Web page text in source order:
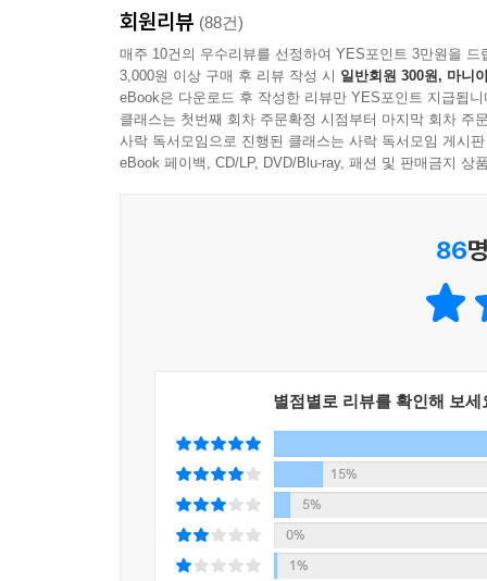
축구가 왜 힘들겠냐. 애들한테 묻거든요. 뇌에서
요. 그렇기 때문에 공을 한 번 찬 놈보다는 열 번
는 거예요. 반복하는 훈련만이 답이다, 그러는 거
했잖아요. 저는 리더가 그 멀리의 통찰력과 그 같
같고, 잠재적으로 그런 능력을 갖고 태어나는 사
과 베풂의 넉넉함이라든지. 하여간에 리더는요,
집중하고 생각하라는 거예요. “내가 가르치는 게
살피라고! 그건 공간 정황을 빨리 인지하라는 거
그게 용기죠. 사전에는 다른 풀이겠지만 제가 내
들 중에 사면초가에 놓이지 않은 사람이 어디 있
는 놈한테는요, 길이 생겨요.
---「코치」중에서
삶이란 성공 말고 가치를 좇는 과정이자
더 나은 사람이 되기 위한 투쟁의 나날이다
이기고 지고를 떠나서 플레이 자체를 얘들은 좀
경기력을 따지는 거예요. 경기력이 우세해도 패
골로 줄이고, 열 골로 줄이고, 다섯 골로 줄이고,
해야 하는지 즉흥적으로 판단해야 합니다. 몸으
없지만 그래도 한 번 사는 거 모두와 똑같은 삶
한다는(「기본」) 사실은 우리가 손에서 버리지
돌아보게 합니다.
제 침대가 방 한가운데에 놓여 있거든요. 그래
공간이 생기는데 그 모양새가 딱 관 같더라고요.
회원리뷰 (88건)
매주 10건의 우수리뷰를 선정하여 YES포인트 3만원을 드
3,000원 이상 구매 후 리뷰 작성 시 일반회원 300원, 마니
eBook은 다운로드 후 작성한 리뷰만 YES포인트 지급됩니
클래스는 첫번째 회차 주문확정 시점부터 마지막 회차 주
사락 독서모임으로 진행된 클래스는 사락 독서모임 게시
eBook 페이백, CD/LP, DVD/Blu-ray, 패션 및 판매금지 상
86
별점별로 리뷰를 확인해 보세
15%
5%
0%
1%